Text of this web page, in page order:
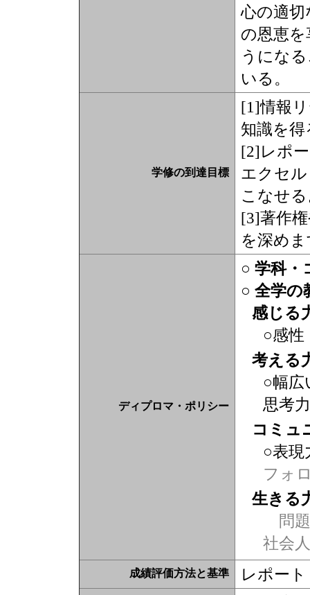
心の適
の恩恵
うにな
いる。
学修の到達目標
[1]情報
知識を
[2]レポ
エクセ
こなせ
[3]著作
を深め
ディプロマ・ポリシー
○ 学科・
○ 全学の
感じる
○感性
考える
○幅広
思考力
コミュ
○表現
フォ
生きる
問題
社会
成績評価方法と基準
レポー